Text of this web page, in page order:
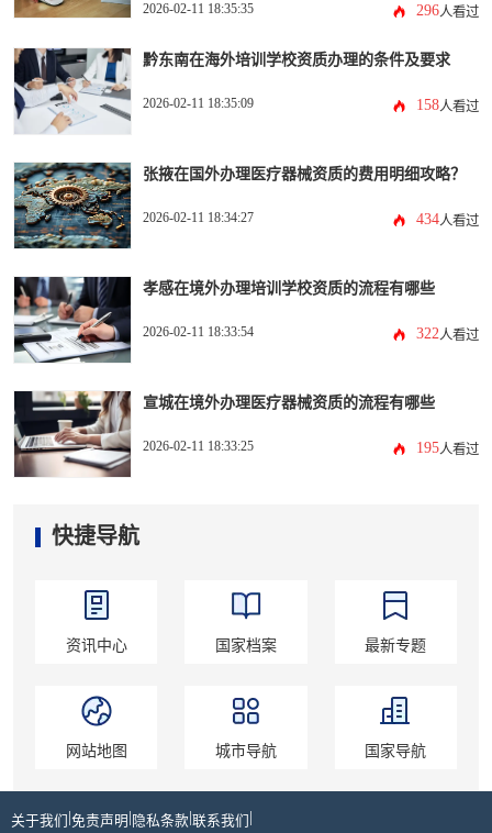
2026-02-11 18:35:35 296人看过
黔东南在海外培训学校资质办理的条件及要求
2026-02-11 18:35:09 158人看过
张掖在国外办理医疗器械资质的费用明细攻略？
2026-02-11 18:34:27 434人看过
孝感在境外办理培训学校资质的流程有哪些
2026-02-11 18:33:54 322人看过
宣城在境外办理医疗器械资质的流程有哪些
2026-02-11 18:33:25 195人看过
快捷导航
资讯中心 国家档案 最新专题
网站地图 城市导航 国家导航
关于我们 免责声明 隐私条款 联系我们